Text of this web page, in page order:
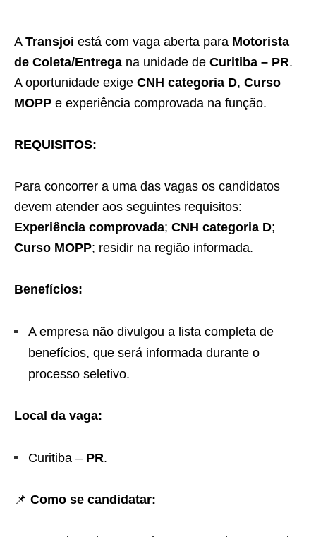
A Transjoi está com vaga aberta para Motorista
de Coleta/Entrega na unidade de Curitiba – PR.
A oportunidade exige CNH categoria D, Curso
MOPP e experiência comprovada na função.
REQUISITOS:
Para concorrer a uma das vagas os candidatos
devem atender aos seguintes requisitos:
Experiência comprovada; CNH categoria D;
Curso MOPP; residir na região informada.
Benefícios:
A empresa não divulgou a lista completa de
benefícios, que será informada durante o
processo seletivo.
Local da vaga:
Curitiba – PR.
📌 Como se candidatar: